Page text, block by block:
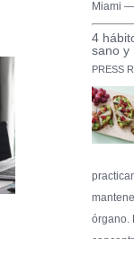
Philadelphia
Miami —
4
sano y
PRESS
órgano.